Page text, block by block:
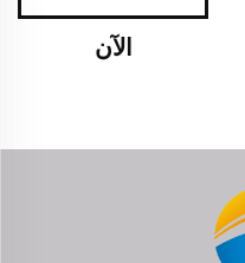
الآن